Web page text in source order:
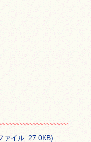
ァイル: 27.0KB)